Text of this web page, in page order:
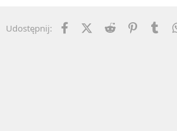
Udostępnij: FacebookX (Twitter)
Reddit Pinterest